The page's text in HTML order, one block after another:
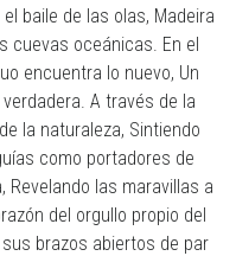
baile de las olas, Madeira
cuevas oceánicas. En el
encuentra lo nuevo, Un
A través de la
la naturaleza, Sintiendo
como portadores de
Revelando las maravillas a
del orgullo propio del
brazos abiertos de par